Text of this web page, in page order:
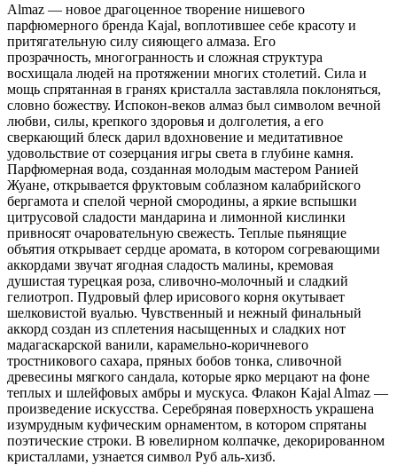
Almaz — новое драгоценное творение нишевого
парфюмерного бренда Kajal, воплотившее себе красоту и
притягательную силу сияющего алмаза. Его
прозрачность, многогранность и сложная структура
восхищала людей на протяжении многих столетий. Сила и
мощь спрятанная в гранях кристалла заставляла поклоняться,
словно божеству. Испокон-веков алмаз был символом вечной
любви, силы, крепкого здоровья и долголетия, а его
сверкающий блеск дарил вдохновение и медитативное
удовольствие от созерцания игры света в глубине камня.
Парфюмерная вода, созданная молодым мастером Ранией
Жуане, открывается фруктовым соблазном калабрийского
бергамота и спелой черной смородины, а яркие вспышки
цитрусовой сладости мандарина и лимонной кислинки
привносят очаровательную свежесть. Теплые пьянящие
объятия открывает сердце аромата, в котором согревающими
аккордами звучат ягодная сладость малины, кремовая
душистая турецкая роза, сливочно-молочный и сладкий
гелиотроп. Пудровый флер ирисового корня окутывает
шелковистой вуалью. Чувственный и нежный финальный
аккорд создан из сплетения насыщенных и сладких нот
мадагаскарской ванили, карамельно-коричневого
тростникового сахара, пряных бобов тонка, сливочной
древесины мягкого сандала, которые ярко мерцают на фоне
теплых и шлейфовых амбры и мускуса. Флакон Kajal Almaz —
произведение искусства. Серебряная поверхность украшена
изумрудным куфическим орнаментом, в котором спрятаны
поэтические строки. В ювелирном колпачке, декорированном
кристаллами, узнается символ Руб аль-хизб.